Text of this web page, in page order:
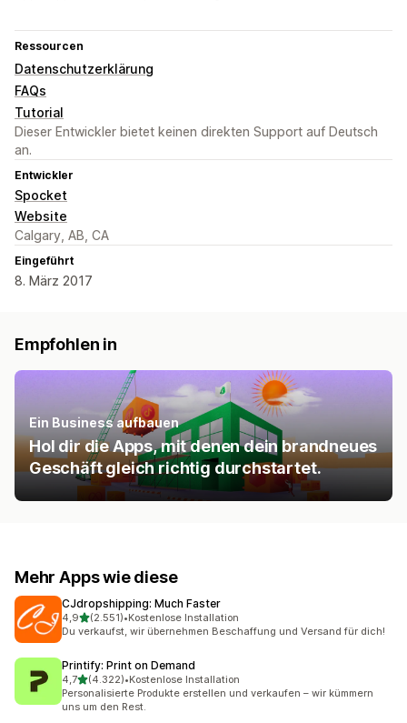
Ressourcen
Datenschutzerklärung
FAQs
Tutorial
Dieser Entwickler bietet keinen direkten Support auf Deutsch
an.
Entwickler
Spocket
Website
Calgary, AB, CA
Eingeführt
8. März 2017
Empfohlen in
Ein Business aufbauen
Hol dir die Apps, mit denen dein brandneues
Geschäft gleich richtig durchstartet.
Mehr Apps wie diese
CJdropshipping: Much Faster
4,9von 5 Sternen
(2.551)
2551 Rezensionen insgesamt
•Kostenlose Installation
Du verkaufst, wir übernehmen Beschaffung und Versand für dich!
Printify: Print on Demand
4,7von 5 Sternen
(4.322)
4322 Rezensionen insgesamt
•Kostenlose Installation
Personalisierte Produkte erstellen und verkaufen – wir kümmern
uns um den Rest.